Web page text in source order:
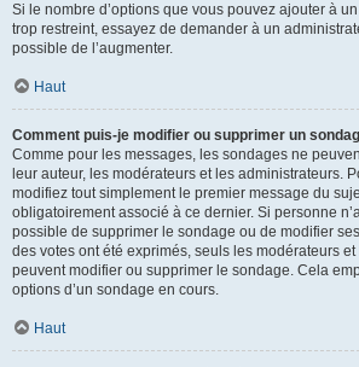
Si le nombre d’options que vous pouvez ajouter à
trop restreint, essayez de demander à un
possible de l’augmenter.
Haut
Comment puis-je modifier ou supprimer un
Comme pour les messages, les sondages ne
leur auteur, les modérateurs et les administrateurs.
modifiez tout simplement le premier message du
obligatoirement associé à ce dernier. Si personne
possible de supprimer le sondage ou de modifier
des votes ont été exprimés, seuls les modérateurs
peuvent modifier ou supprimer le sondage. Cela
options d’un sondage en cours.
Haut